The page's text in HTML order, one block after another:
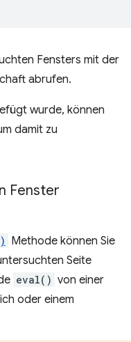
Fensters mit der
abrufen.
wurde, können
damit zu
Fenster
Methode können Sie
Seite
eval() von einer
oder einem